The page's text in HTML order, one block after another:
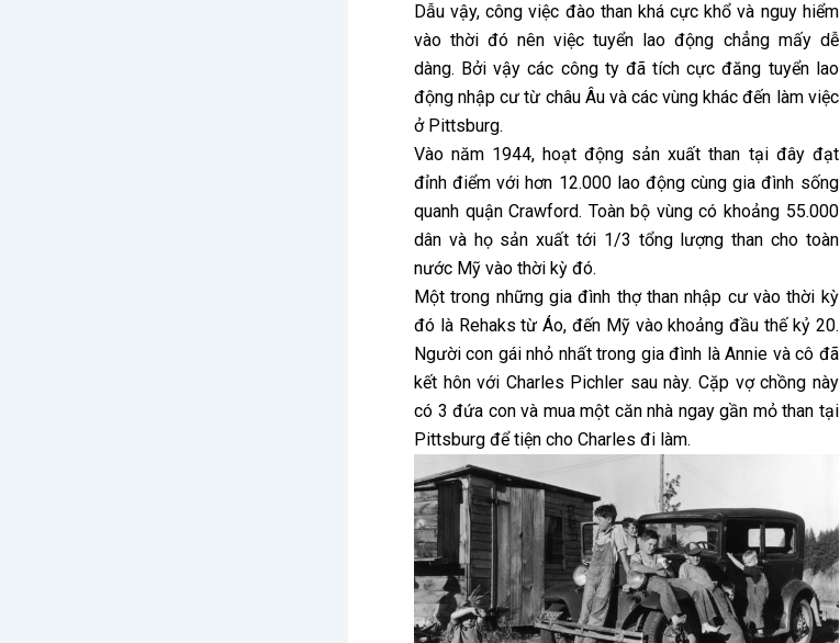
Dẫu vậy, công việc đào than khá cực khổ và nguy hiểm
vào thời đó nên việc tuyển lao động chẳng mấy dễ
dàng. Bởi vậy các công ty đã tích cực đăng tuyển lao
động nhập cư từ châu Âu và các vùng khác đến làm việc
ở Pittsburg.
Vào năm 1944, hoạt động sản xuất than tại đây đạt
đỉnh điểm với hơn 12.000 lao động cùng gia đình sống
quanh quận Crawford. Toàn bộ vùng có khoảng 55.000
dân và họ sản xuất tới 1/3 tổng lượng than cho toàn
nước Mỹ vào thời kỳ đó.
Một trong những gia đình thợ than nhập cư vào thời kỳ
đó là Rehaks từ Áo, đến Mỹ vào khoảng đầu thế kỷ 20.
Người con gái nhỏ nhất trong gia đình là Annie và cô đã
kết hôn với Charles Pichler sau này. Cặp vợ chồng này
có 3 đứa con và mua một căn nhà ngay gần mỏ than tại
Pittsburg để tiện cho Charles đi làm.